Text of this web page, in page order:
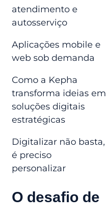
atendimento e
autosserviço
Aplicações mobile e
web sob demanda
Como a Kepha
transforma ideias em
soluções digitais
estratégicas
Digitalizar não basta,
é preciso
personalizar
O desafio de